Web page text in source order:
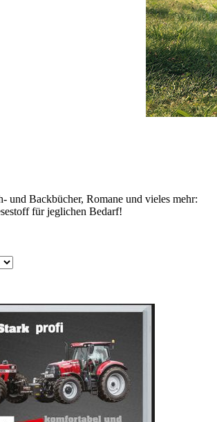
und Backbücher, Romane und vieles mehr:
für jeglichen Bedarf!